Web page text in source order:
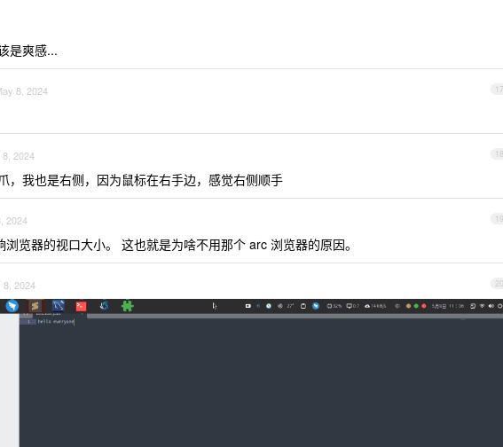
是爽感...
17
8, 2024
18
8, 2024
，我也是右侧，因为鼠标在右手边，感觉右侧顺手
19
2024
览器的视口大小。 这也就是为啥不用那个 arc 浏览器的原因。
20
8, 2024